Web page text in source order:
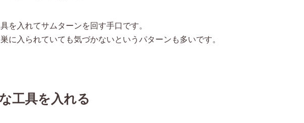
を入れてサムターンを回す手口です。
に入られていても気づかないというパターンも多いです。
工具を入れる